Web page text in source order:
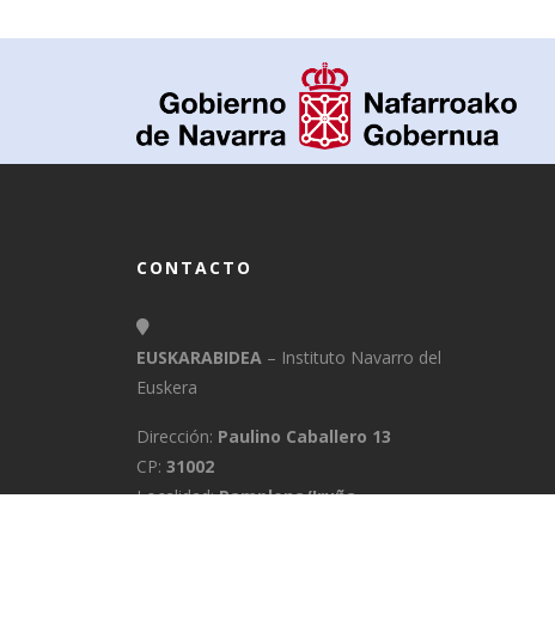
CONTACTO
EUSKARABIDEA – Instituto Navarro del
Euskera
Dirección: Paulino Caballero 13
CP: 31002
Localidad:Pamplona/Iruña